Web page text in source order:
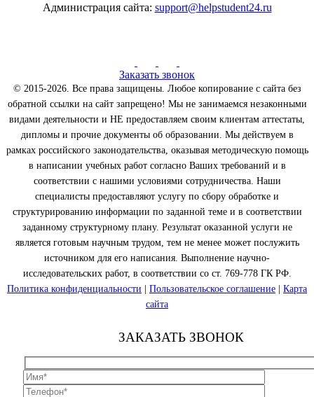
Администрация сайта: support@helpstudent24.ru
Заказать звонок
© 2015-2026. Все права защищены. Любое копирование с сайта без
обратной ссылки на сайт запрещено! Мы не занимаемся незаконными
видами деятельности и НЕ предоставляем своим клиентам аттестаты,
дипломы и прочие документы об образовании. Мы действуем в
рамках российского законодательства, оказывая методическую помощь
в написании учебных работ согласно Ваших требований и в
соответствии с нашими условиями сотрудничества. Наши
специалисты предоставляют услугу по сбору обработке и
структурированию информации по заданной теме и в соответствии
заданному структурному плану. Результат оказанной услуги не
является готовым научным трудом, тем не менее может послужить
источником для его написания. Выполнение научно-
исследовательских работ, в соответствии со ст. 769-778 ГК РФ.
Политика конфиденциальности | Пользовательское соглашение | Карта
сайта
ЗАКАЗАТЬ ЗВОНОК